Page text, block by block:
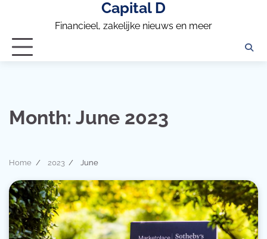
Capital D
Financieel, zakelijke nieuws en meer
Month: June 2023
Home 2023 June